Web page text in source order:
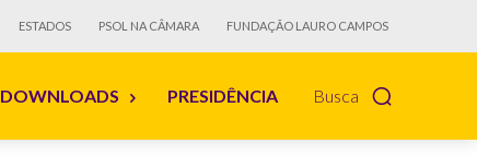
ESTADOS PSOL NA CÂMARA FUNDAÇÃO LAURO CAMPOS
Busca
DOWNLOADS PRESIDÊNCIA